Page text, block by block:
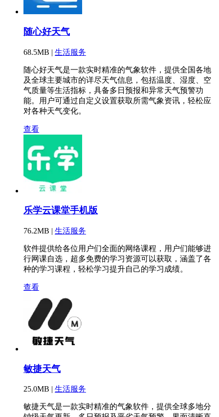
随心好天气
68.5MB | 生活服务
随心好天气是一款实时精准的气象软件，提供全国各地
及全球主要城市的详尽天气信息，包括温度、湿度、空
气质量等生活指标，具备多日预报和异常天气预警功
能。用户可通过自定义设置获取所需气象资讯，轻松应
对各种天气变化。
查看
乐学云课堂手机版
76.2MB | 生活服务
软件提供给各位用户们全面的网络课程，用户们能够进
行网课自选，超多免费的学习资源可以获取，涵盖了各
种的学习课程，轻松学习提升自己的学习成绩。
查看
敏捷天气
25.0MB | 生活服务
敏捷天气是一款实时精准的气象软件，提供全球多地分